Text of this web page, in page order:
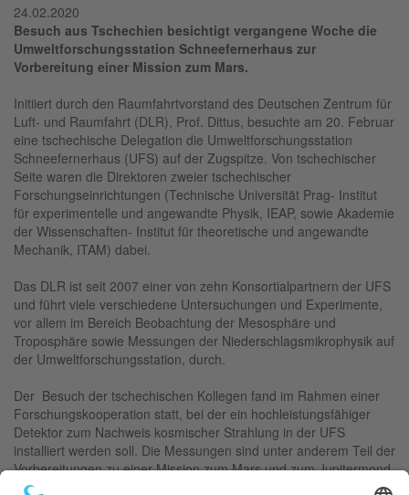
24.02.2020
Besuch aus Tschechien besichtigt vergangene Woche die
Umweltforschungsstation Schneefernerhaus zur
Vorbereitung einer Mission zum Mars.
Initiiert durch den Raumfahrtvorstand des Deutschen Zentrum für
Luft- und Raumfahrt (DLR), Prof. Dittus, besuchte am 20. Februar
eine tschechische Delegation die Umweltforschungsstation
Schneefernerhaus (UFS) auf der Zugspitze. Von tschechischer
Seite waren die Direktoren zweier tschechischer
Forschungseinrichtungen (Technische Universität Prag- Institut
für experimentelle und angewandte Physik, IEAP, sowie Akademie
der Wissenschaften- Institut für theoretische und angewandte
Mechanik, ITAM) dabei.
Das DLR ist seit 2007 einer von zehn Konsortialpartnern der UFS
und führt viele verschiedene Untersuchungen und Experimente,
vor allem im Bereich Beobachtung der Mesosphäre und
Troposphäre sowie Messungen der Niederschlagsmikrophysik auf
der Umweltforschungsstation, durch.
Der Besuch der tschechischen Kollegen fand im Rahmen einer
Forschungskooperation statt, bei der ein hochleistungsfähiger
Detektor zum Nachweis kosmischer Strahlung in der UFS
installiert werden soll. Die Messungen sind unter anderem Teil der
Vorbereitungen zu einer Mission zum Mars und zum Jupitermond
Europa. Untersuchungen des Einflusses von atmosphärischen